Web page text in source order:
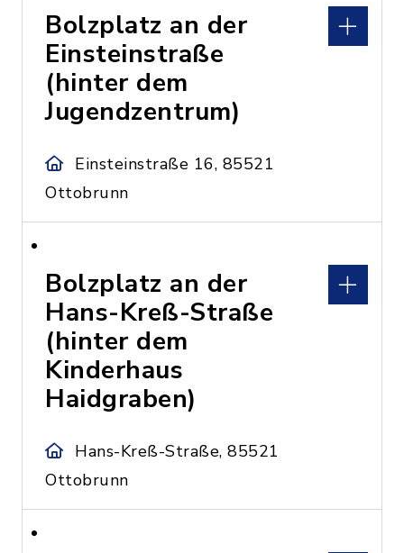
Bolzplatz an der
Einsteinstraße
(hinter dem
Jugendzentrum)
Einsteinstraße 16, 85521
Ottobrunn
Bolzplatz an der
Hans-Kreß-Straße
(hinter dem
Kinderhaus
Haidgraben)
Hans-Kreß-Straße, 85521
Ottobrunn